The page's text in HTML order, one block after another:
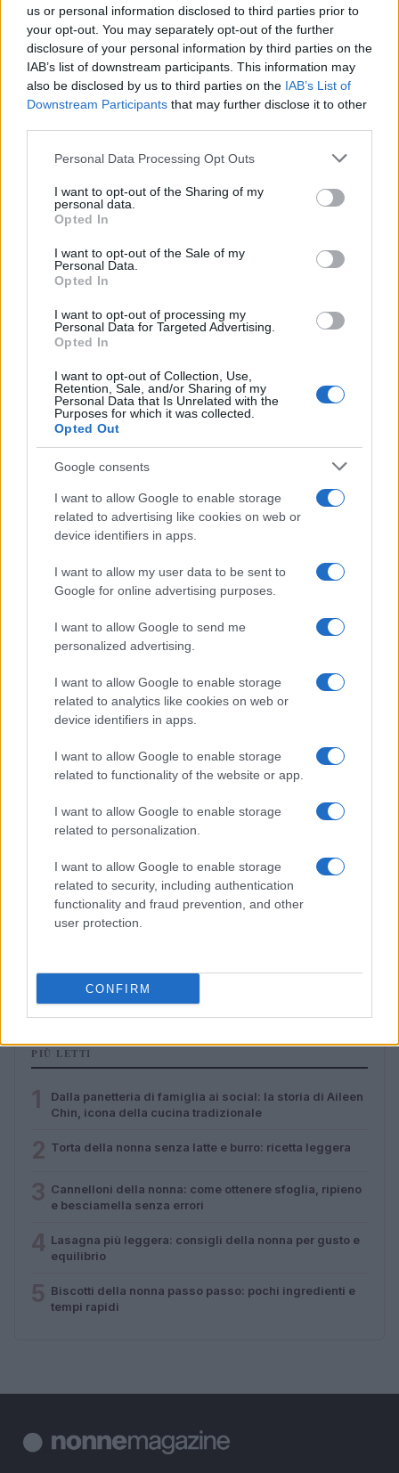
us or personal information disclosed to third parties prior to
your opt-out. You may separately opt-out of the further
disclosure of your personal information by third parties on the
IAB’s list of downstream participants. This information may
also be disclosed by us to third parties on the IAB’s List of
Downstream Participants that may further disclose it to other
Please note that this website/app uses one or more Google
not limited to your visit or usage behaviour. You may click to
grant or deny consent to Google and its third-party tags to
use your data for below specified purposes in below Google
consent section.
Personal Data Processing Opt Outs
I want to opt-out of the Sharing of my
personal data.
Opted In
I want to opt-out of the Sale of my
Personal Data.
Opted In
I want to opt-out of processing my
Personal Data for Targeted Advertising.
Opted In
I want to opt-out of Collection, Use,
Retention, Sale, and/or Sharing of my
Personal Data that Is Unrelated with the
Purposes for which it was collected.
Opted Out
Google consents
I want to allow Google to enable storage
related to advertising like cookies on web or
device identifiers in apps.
I want to allow my user data to be sent to
Google for online advertising purposes.
I want to allow Google to send me
personalized advertising.
I want to allow Google to enable storage
related to analytics like cookies on web or
device identifiers in apps.
I want to allow Google to enable storage
related to functionality of the website or app.
I want to allow Google to enable storage
related to personalization.
I want to allow Google to enable storage
related to security, including authentication
functionality and fraud prevention, and other
user protection.
CONFIRM
Continua a leggere
RICETTE DELLA NONNA
Dalla panetteria di famiglia ai social: la storia di Aileen
Chin, icona della cucina tradizionale
Edoardo Castellucci · 3 Ago 2026
RICETTE DELLA NONNA
Torta della nonna senza latte e burro: ricetta leggera
Camilla Bellini · 2 Ago 2026
RICETTE DELLA NONNA
PIÙ LETTI
Dalla panetteria di famiglia ai social: la storia di Aileen
Chin, icona della cucina tradizionale
Torta della nonna senza latte e burro: ricetta leggera
Cannelloni della nonna: come ottenere sfoglia, ripieno
e besciamella senza errori
Lasagna più leggera: consigli della nonna per gusto e
equilibrio
Biscotti della nonna passo passo: pochi ingredienti e
tempi rapidi